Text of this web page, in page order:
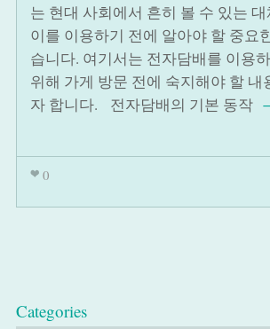
는 현대 사회에서 흔히 볼 수 있는
이를 이용하기 전에 알아야 할 중요
습니다. 여기서는 전자담배를 이용
위해 가게 방문 전에 숙지해야 할 내
자 합니다. 전자담배의 기본 동작
0
Categories